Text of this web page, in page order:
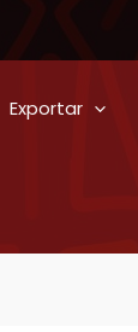
Exportar